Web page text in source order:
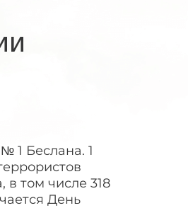
1 Беслана. 1
в том числе 318
День